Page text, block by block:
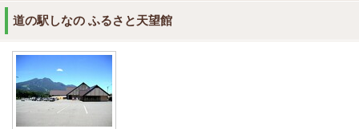
道の駅しなの ふるさと天望館